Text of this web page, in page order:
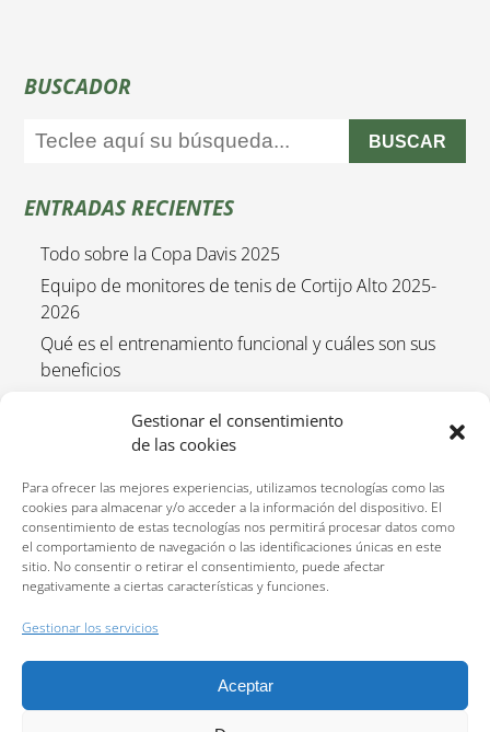
Gestionar el consentimiento
de las cookies
Para ofrecer las mejores experiencias, utilizamos tecnologías como las
cookies para almacenar y/o acceder a la información del dispositivo. El
consentimiento de estas tecnologías nos permitirá procesar datos como
el comportamiento de navegación o las identificaciones únicas en este
sitio. No consentir o retirar el consentimiento, puede afectar
negativamente a ciertas características y funciones.
Gestionar los servicios
Aceptar
BUSCADOR
BUSCAR
ENTRADAS RECIENTES
Todo sobre la Copa Davis 2025
Equipo de monitores de tenis de Cortijo Alto 2025-
2026
Qué es el entrenamiento funcional y cuáles son sus
beneficios
Entrenamiento funcional para niños 2025-2026
Política de privacidad
Política de cookies (UE)